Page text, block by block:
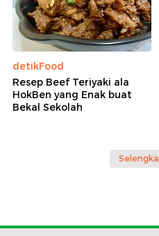
detikFood
Resep Beef Teriyaki ala
HokBen yang Enak buat
Bekal Sekolah